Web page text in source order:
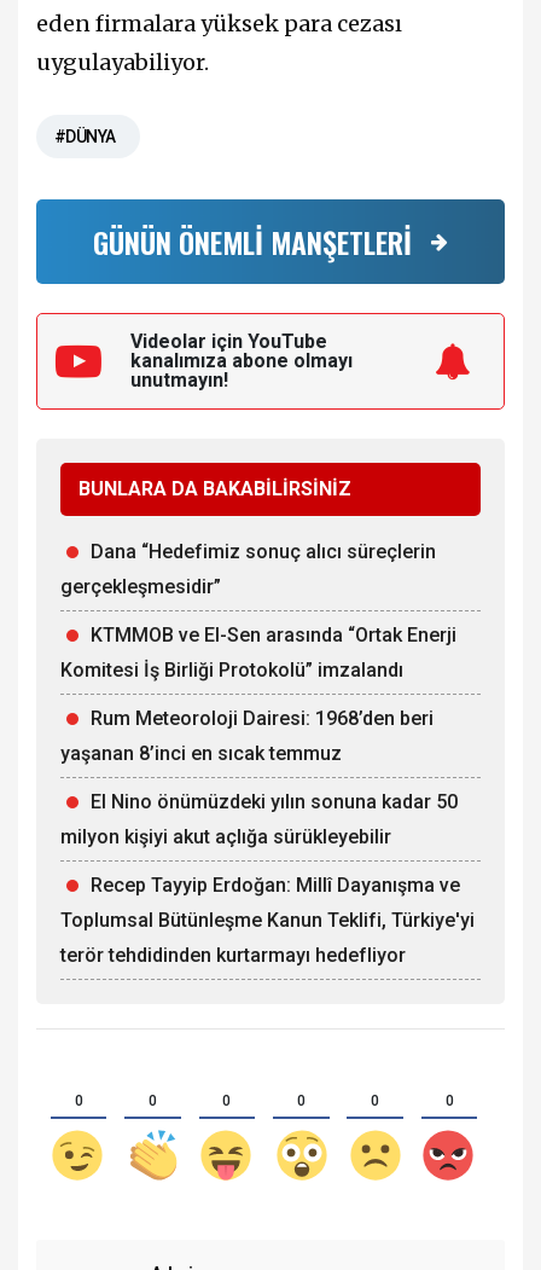
eden firmalara yüksek para cezası
uygulayabiliyor.
#DÜNYA
GÜNÜN ÖNEMLİ MANŞETLERİ
Videolar için YouTube
kanalımıza abone olmayı
unutmayın!
BUNLARA DA BAKABİLİRSİNİZ
Dana “Hedefimiz sonuç alıcı süreçlerin
gerçekleşmesidir”
KTMMOB ve El-Sen arasında “Ortak Enerji
Komitesi İş Birliği Protokolü” imzalandı
Rum Meteoroloji Dairesi: 1968’den beri
yaşanan 8’inci en sıcak temmuz
El Nino önümüzdeki yılın sonuna kadar 50
milyon kişiyi akut açlığa sürükleyebilir
Recep Tayyip Erdoğan: Millî Dayanışma ve
Toplumsal Bütünleşme Kanun Teklifi, Türkiye'yi
terör tehdidinden kurtarmayı hedefliyor
0 0 0 0 0 0